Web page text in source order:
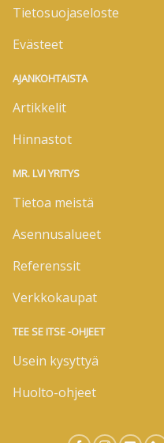
Tietosuojaseloste
Evästeet
AJANKOHTAISTA
Artikkelit
Hinnastot
MR. LVI YRITYS
Tietoa meistä
Asennusalueet
Referenssit
Verkkokaupat
TEE SE ITSE -OHJEET
Usein kysyttyä
Huolto-ohjeet